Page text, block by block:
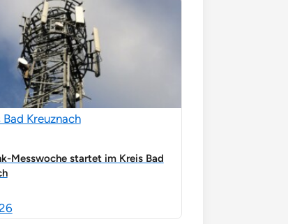
Kreuznach
Messwoche startet im Kreis Bad